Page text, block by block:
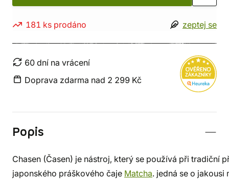
181 ks prodáno zeptej se
60 dní na vrácení
Doprava zdarma nad 2 299 Kč
Popis
Chasen (Časen) je nástroj, který se používá při tradiční
japonského práškového čaje Matcha. jedná se o jakousi